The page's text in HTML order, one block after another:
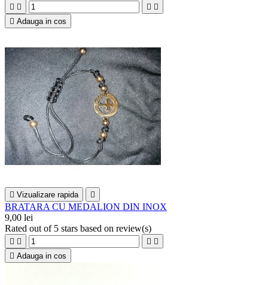
   
 Adauga in cos
 Vizualizare rapida 
BRATARA CU MEDALION DIN INOX
9,00 lei
Rated out of 5 stars based on review(s)
   
 Adauga in cos